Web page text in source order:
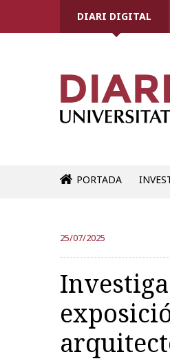
DIARI DIGITAL
PORTADA
25/07/2025